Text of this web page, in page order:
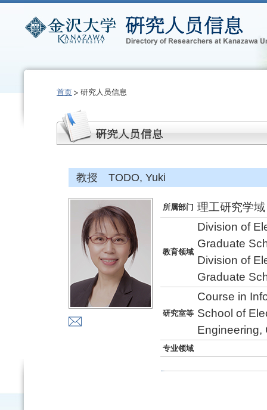
首页 研究人员信息
教授 TODO, Yuki
所属部门 理工研究学
教育领域
Division of
Graduate
Division of
Graduate
研究室等
Course in
School of
Engineering,
专业领域